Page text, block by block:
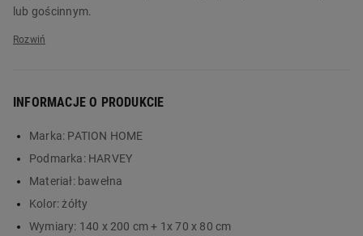
lub gościnnym.
Motyw jamników świetnie pasuje do wnętrz urządzonych w stylu
pościel, która łączy praktyczność z oryginalnym wyglądem i
wypoczynkowi. W komplecie znajduje się poszewka na kołdrę
140 x 200 cm i poszewka na poduszkę 70 x 80 cm zapinane na
zamek błyskawiczny. Zamów produkt już dziś w Biedronka
Home!
Główne cechy:
INFORMACJE O PRODUKCIE
Marka: PATION HOME
Podmarka: HARVEY
Materiał: bawełna
Kolor:żółty
Wymiary: 140 x 200 cm + 1x 70 x 80 cm